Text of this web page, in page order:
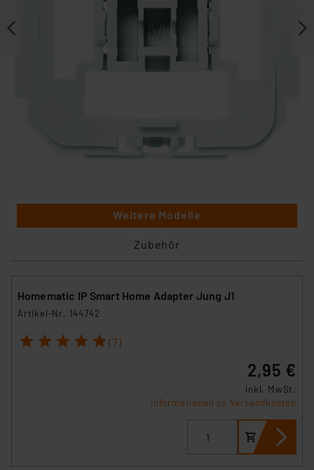
Weitere Modelle
Zubehör
Homematic IP Smart Home Adapter Jung J1
Artikel-Nr. 144742
1 2 3 4 5 (7)
2,95 €
inkl. MwSt.
Informationen zu Versandkosten